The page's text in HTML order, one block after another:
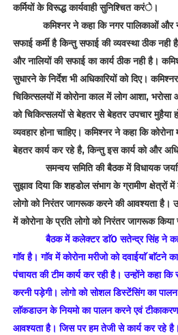
कर्मियों के विरूद्ध कार्यवाही सुनिश्चित करंे।
कमिश्नर ने कहा कि नगर पालिकाओं और
सफाई कर्मी है किन्तु सफाई की व्यवस्था ठीक
और नालियों की सफाई का कार्य ठीक नही है।
सुधारने के निर्देश भी अधिकारियों को दिए।
चिकित्सलयों में कोरोना काल में लोग आशा,
को चिकित्सलयों से बेहतर से बेहतर उपचार मुहैया
व्यवहार होना चाहिए। कमिश्नर ने कहा कि
बेहतर कार्य कर रहे है, किन्तु इस कार्य को और
समन्वय समिति की बैठक में विधायक
सुझाव दिया कि शहडोल संभाग के ग्रामीण क्षेत्रों
लोगो को निरंतर जागरूक करने की आवश्यता है।
में कोरोना के प्रति लोगो को निरंतर जागरूक किया
बैठक में कलेक्टर डाॅ0 सतेन्द्र सिंह ने
गाॅव है। गाॅव में कोरोना मरीजो को दवाईयाॅ बाॅटने
पंचायत की टीम कार्य कर रही है। उन्होंने कहा कि
करनी पड़ेगी। लोगो को सोशल डिस्टेंसिंग का
लाॅकडाउन के नियमो का पालन करने एवं
आवश्यता है। जिस पर हम तेजी से कार्य कर रहे है।